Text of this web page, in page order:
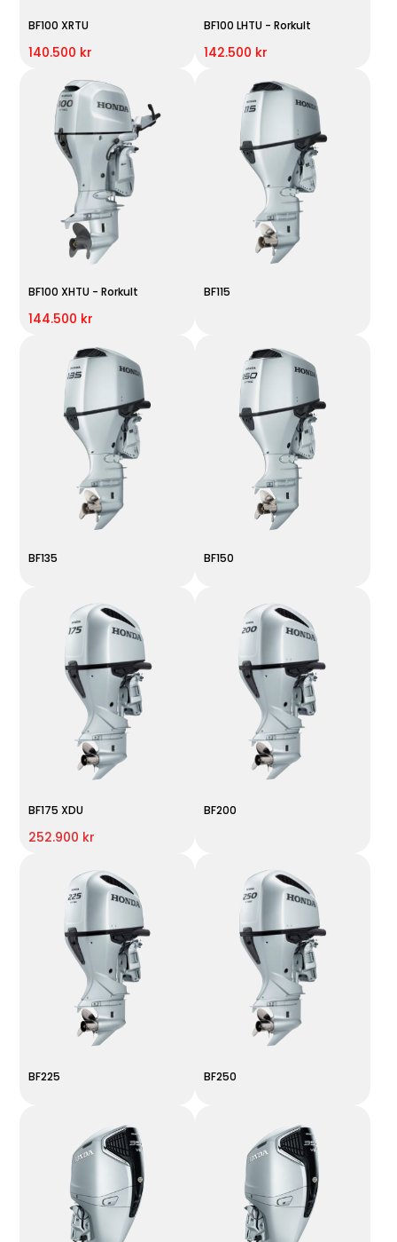
BF100 XRTU
140.500 kr
BF100 LHTU - Rorkult
142.500 kr
BF100 XHTU - Rorkult
144.500 kr
BF115
BF135 BF150
BF175 XDU
252.900 kr
BF200
BF225 BF250